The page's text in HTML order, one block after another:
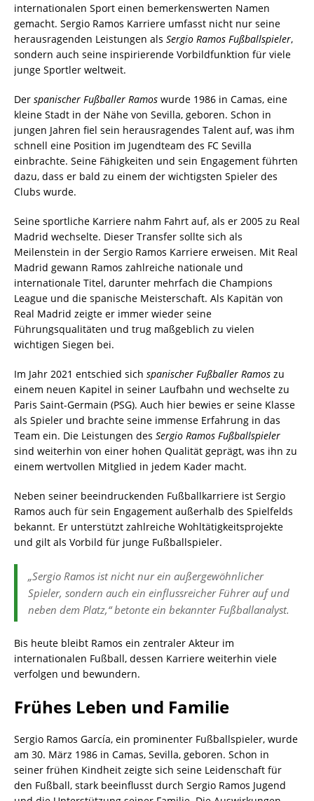
internationalen Sport einen bemerkenswerten Namen
gemacht. Sergio Ramos Karriere umfasst nicht nur seine
herausragenden Leistungen als Sergio Ramos Fußballspieler,
sondern auch seine inspirierende Vorbildfunktion für viele
junge Sportler weltweit.
Der spanischer Fußballer Ramos wurde 1986 in Camas, eine
kleine Stadt in der Nähe von Sevilla, geboren. Schon in
jungen Jahren fiel sein herausragendes Talent auf, was ihm
schnell eine Position im Jugendteam des FC Sevilla
einbrachte. Seine Fähigkeiten und sein Engagement führten
dazu, dass er bald zu einem der wichtigsten Spieler des
Clubs wurde.
Seine sportliche Karriere nahm Fahrt auf, als er 2005 zu Real
Madrid wechselte. Dieser Transfer sollte sich als
Meilenstein in der Sergio Ramos Karriere erweisen. Mit Real
Madrid gewann Ramos zahlreiche nationale und
internationale Titel, darunter mehrfach die Champions
League und die spanische Meisterschaft. Als Kapitän von
Real Madrid zeigte er immer wieder seine
Führungsqualitäten und trug maßgeblich zu vielen
wichtigen Siegen bei.
Im Jahr 2021 entschied sich spanischer Fußballer Ramos zu
einem neuen Kapitel in seiner Laufbahn und wechselte zu
Paris Saint-Germain (PSG). Auch hier bewies er seine Klasse
als Spieler und brachte seine immense Erfahrung in das
Team ein. Die Leistungen des Sergio Ramos Fußballspieler
sind weiterhin von einer hohen Qualität geprägt, was ihn zu
einem wertvollen Mitglied in jedem Kader macht.
Neben seiner beeindruckenden Fußballkarriere ist Sergio
Ramos auch für sein Engagement außerhalb des Spielfelds
bekannt. Er unterstützt zahlreiche Wohltätigkeitsprojekte
und gilt als Vorbild für junge Fußballspieler.
„Sergio Ramos ist nicht nur ein außergewöhnlicher
Spieler, sondern auch ein einflussreicher Führer auf und
neben dem Platz,“ betonte ein bekannter Fußballanalyst.
Bis heute bleibt Ramos ein zentraler Akteur im
internationalen Fußball, dessen Karriere weiterhin viele
verfolgen und bewundern.
Frühes Leben und Familie
Sergio Ramos García, ein prominenter Fußballspieler, wurde
am 30. März 1986 in Camas, Sevilla, geboren. Schon in
seiner frühen Kindheit zeigte sich seine Leidenschaft für
den Fußball, stark beeinflusst durch Sergio Ramos Jugend